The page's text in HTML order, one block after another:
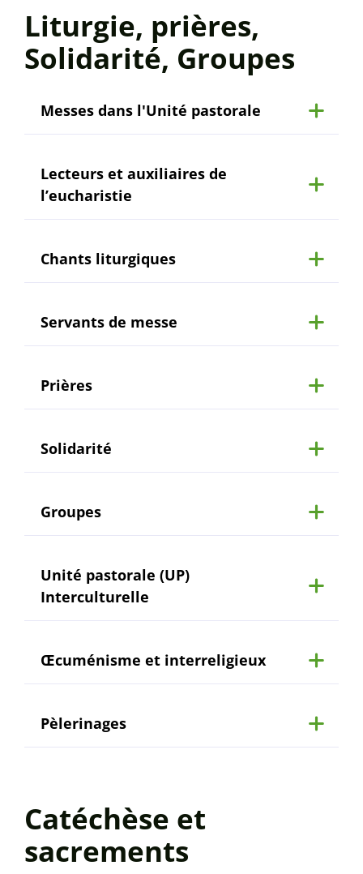
Liturgie, prières,
Solidarité, Groupes
Messes dans l'Unité pastorale
Lecteurs et auxiliaires de
l’eucharistie
Chants liturgiques
Servants de messe
Prières
Solidarité
Groupes
Unité pastorale (UP)
Interculturelle
Œcuménisme et interreligieux
Pèlerinages
Catéchèse et
sacrements